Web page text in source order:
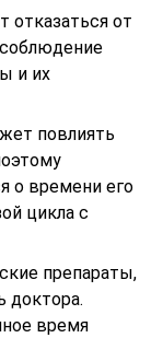
отказаться от
и их
повлиять
о времени его
цикла с
препараты,
доктора.
время